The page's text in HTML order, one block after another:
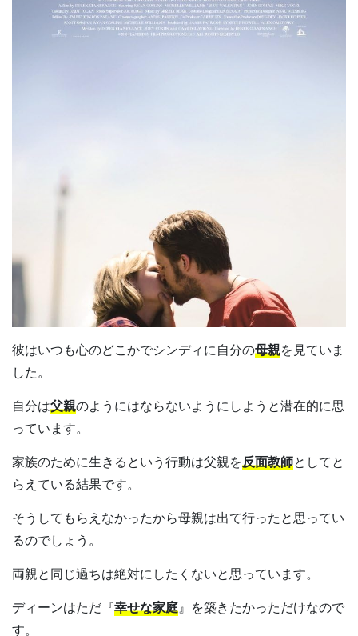
彼はいつも心のどこかでシンディに自分の母親を見ていま
した。
自分は父親のようにはならないようにしようと潜在的に思
っています。
家族のために生きるという行動は父親を反面教師としてと
らえている結果です。
そうしてもらえなかったから母親は出て行ったと思ってい
るのでしょう。
両親と同じ過ちは絶対にしたくないと思っています。
ディーンはただ『幸せな家庭』を築きたかっただけなので
す。